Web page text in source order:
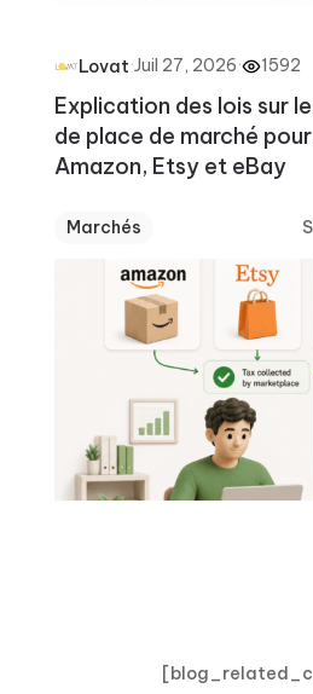
Lovat·Juil 27, 2026· 1592
Explication des lois sur
de place de marché
Amazon, Etsy et eBay
Marchés